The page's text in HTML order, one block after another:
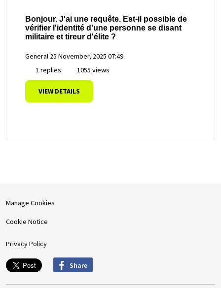
Bonjour. J'ai une requête. Est-il possible de
vérifier l'identité d'une personne se disant
militaire et tireur d'élite ?
General 25 November, 2025 07:49
1 replies
1055 views
VIEW DETAILS
Manage Cookies
Cookie Notice
Privacy Policy
Share